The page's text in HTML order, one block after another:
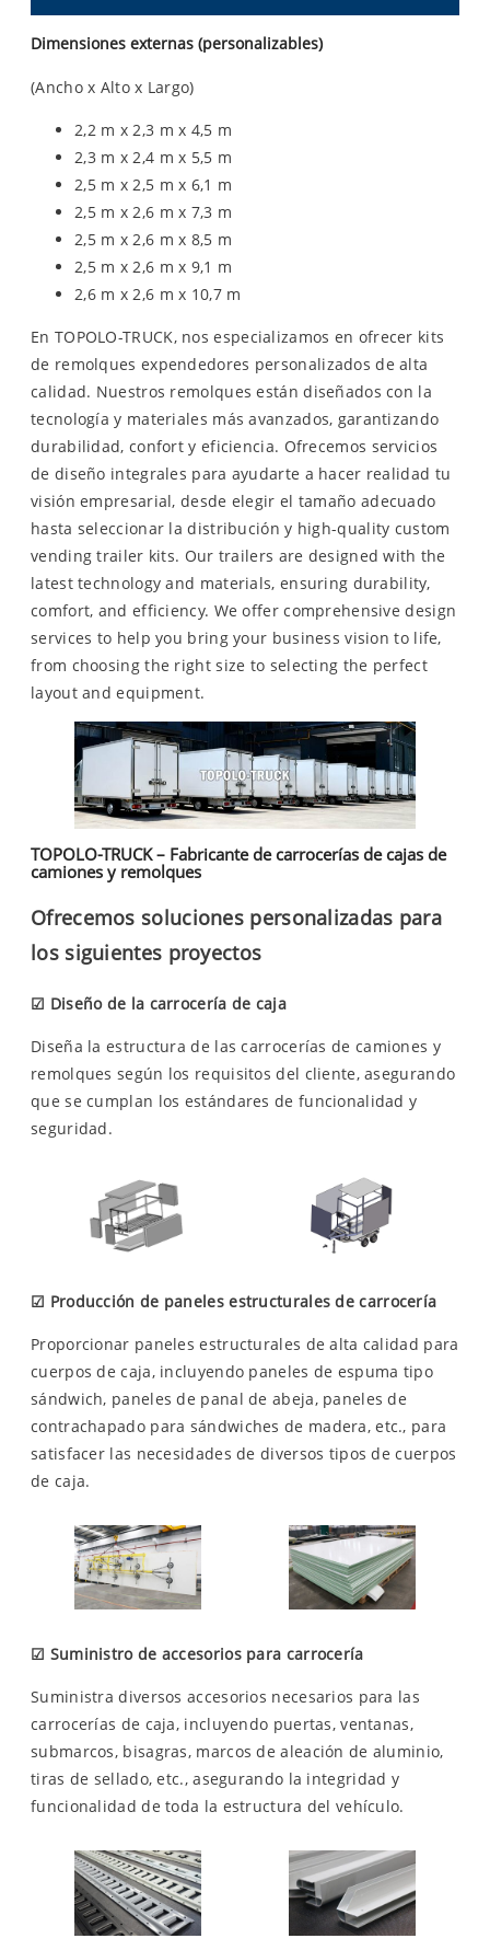
Dimensiones externas (personalizables)
(Ancho x Alto x Largo)
2,2 m x 2,3 m x 4,5 m
2,3 m x 2,4 m x 5,5 m
2,5 m x 2,5 m x 6,1 m
2,5 m x 2,6 m x 7,3 m
2,5 m x 2,6 m x 8,5 m
2,5 m x 2,6 m x 9,1 m
2,6 m x 2,6 m x 10,7 m
En TOPOLO-TRUCK, nos especializamos en ofrecer kits
de remolques expendedores personalizados de alta
calidad. Nuestros remolques están diseñados con la
tecnología y materiales más avanzados, garantizando
durabilidad, confort y eficiencia. Ofrecemos servicios
de diseño integrales para ayudarte a hacer realidad tu
visión empresarial, desde elegir el tamaño adecuado
hasta seleccionar la distribución y high-quality custom
vending trailer kits. Our trailers are designed with the
latest technology and materials, ensuring durability,
comfort, and efficiency. We offer comprehensive design
services to help you bring your business vision to life,
from choosing the right size to selecting the perfect
layout and equipment.
TOPOLO-TRUCK – Fabricante de carrocerías de cajas de
camiones y remolques
Ofrecemos soluciones personalizadas para
los siguientes proyectos
☑ Diseño de la carrocería de caja
Diseña la estructura de las carrocerías de camiones y
remolques según los requisitos del cliente, asegurando
que se cumplan los estándares de funcionalidad y
seguridad.
☑ Producción de paneles estructurales de carrocería
Proporcionar paneles estructurales de alta calidad para
cuerpos de caja, incluyendo paneles de espuma tipo
sándwich, paneles de panal de abeja, paneles de
contrachapado para sándwiches de madera, etc., para
satisfacer las necesidades de diversos tipos de cuerpos
de caja.
☑ Suministro de accesorios para carrocería
Suministra diversos accesorios necesarios para las
carrocerías de caja, incluyendo puertas, ventanas,
submarcos, bisagras, marcos de aleación de aluminio,
tiras de sellado, etc., asegurando la integridad y
funcionalidad de toda la estructura del vehículo.